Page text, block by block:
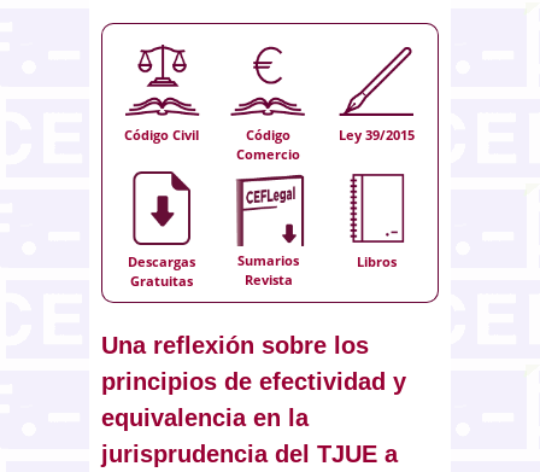
Código Civil
Código
Comercio
Ley 39/2015
Descargas
Gratuitas
Sumarios
Revista
Libros
Una reflexión sobre los
principios de efectividad y
equivalencia en la
jurisprudencia del TJUE a